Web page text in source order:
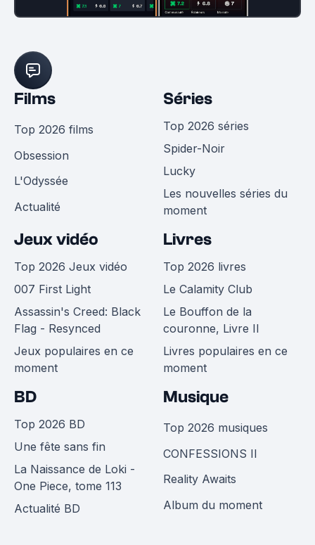
Films
Top 2026 films
Obsession
L'Odyssée
Actualité
Séries
Top 2026 séries
Spider-Noir
Lucky
Les nouvelles séries du
moment
Jeux vidéo
Top 2026 Jeux vidéo
007 First Light
Assassin's Creed: Black
Flag - Resynced
Jeux populaires en ce
moment
Livres
Top 2026 livres
Le Calamity Club
Le Bouffon de la
couronne, Livre II
Livres populaires en ce
moment
BD
Top 2026 BD
Une fête sans fin
La Naissance de Loki -
One Piece, tome 113
Actualité BD
Musique
Top 2026 musiques
CONFESSIONS II
Reality Awaits
Album du moment